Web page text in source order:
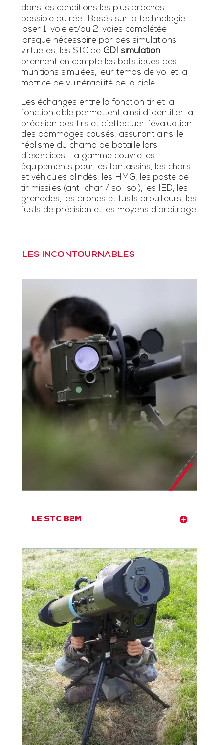
dans les conditions les plus proches
possible du réel. Basés sur la technologie
laser 1-voie et/ou 2-voies complétée
lorsque nécessaire par des simulations
virtuelles, les STC de GDI simulation
prennent en compte les balistiques des
munitions simulées, leur temps de vol et la
matrice de vulnérabilité de la cible.
Les échanges entre la fonction tir et la
fonction cible permettent ainsi d’identifier la
précision des tirs et d’effectuer l’évaluation
des dommages causés, assurant ainsi le
réalisme du champ de bataille lors
d’exercices. La gamme couvre les
équipements pour les fantassins, les chars
et véhicules blindés, les HMG, les poste de
tir missiles (anti-char / sol-sol), les IED, les
grenades, les drones et fusils brouilleurs, les
fusils de précision et les moyens d’arbitrage.
LES INCONTOURNABLES
LE STC B2M